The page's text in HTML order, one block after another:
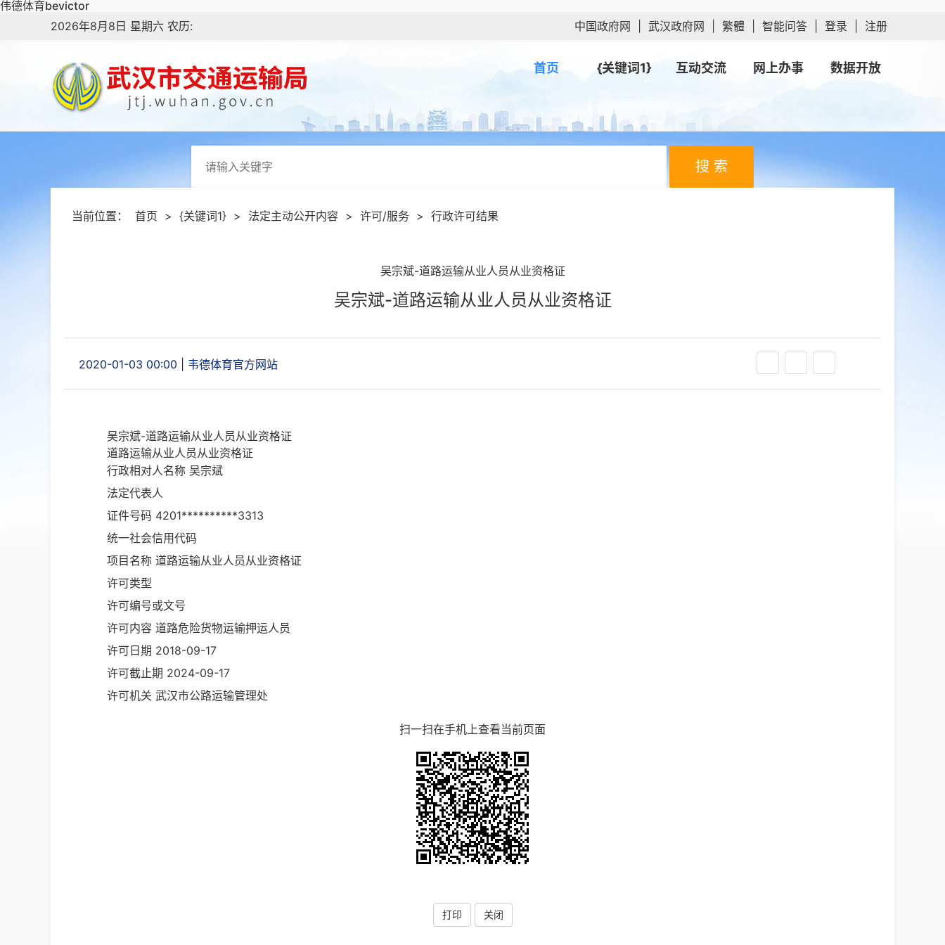
伟德体育bevictor
2026年8月8日 星期六 农历:
中国政府网 武汉政府网 繁體 智能问答 登录 注册
首页 {关键词1} 互动交流 网上办事 数据开放
搜 索
当前位置： 首页 > {关键词1} > 法定主动公开内容 > 许可/服务 > 行政许可结果
吴宗斌-道路运输从业人员从业资格证
吴宗斌-道路运输从业人员从业资格证
2020-01-03 00:00 韦德体育官方网站
吴宗斌-道路运输从业人员从业资格证
道路运输从业人员从业资格证
行政相对人名称 吴宗斌
法定代表人
证件号码 4201**********3313
统一社会信用代码
项目名称 道路运输从业人员从业资格证
许可类型
许可编号或文号
许可内容 道路危险货物运输押运人员
许可日期 2018-09-17
许可截止期 2024-09-17
许可机关 武汉市公路运输管理处
扫一扫在手机上查看当前页面
打印 关闭